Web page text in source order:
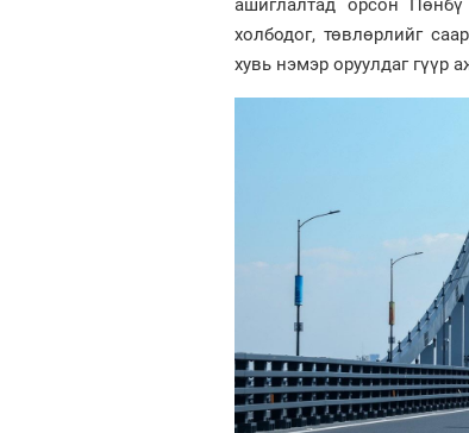
ашиглалтад орсон
холбодог, төвлөрлийг
хувь нэмэр оруулдаг гүүр